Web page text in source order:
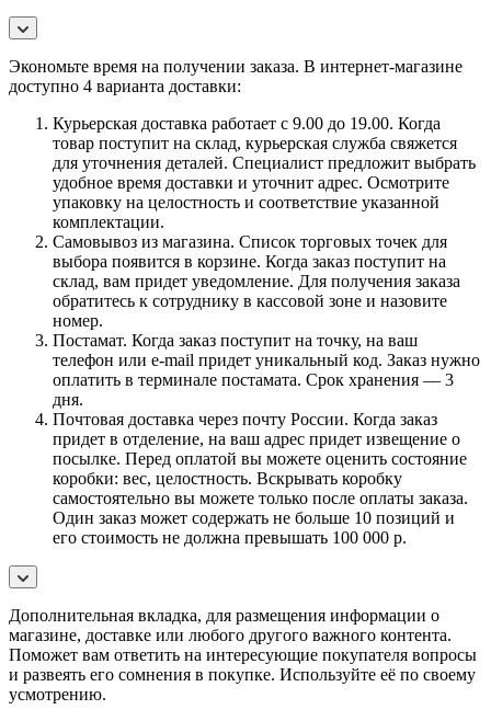
Экономьте время на получении заказа. В интернет-магазине
доступно 4 варианта доставки:
Курьерская доставка работает с 9.00 до 19.00. Когда
товар поступит на склад, курьерская служба свяжется
для уточнения деталей. Специалист предложит выбрать
удобное время доставки и уточнит адрес. Осмотрите
упаковку на целостность и соответствие указанной
комплектации.
Самовывоз из магазина. Список торговых точек для
выбора появится в корзине. Когда заказ поступит на
склад, вам придет уведомление. Для получения заказа
обратитесь к сотруднику в кассовой зоне и назовите
номер.
Постамат. Когда заказ поступит на точку, на ваш
телефон или e-mail придет уникальный код. Заказ нужно
оплатить в терминале постамата. Срок хранения — 3
дня.
Почтовая доставка через почту России. Когда заказ
придет в отделение, на ваш адрес придет извещение о
посылке. Перед оплатой вы можете оценить состояние
коробки: вес, целостность. Вскрывать коробку
самостоятельно вы можете только после оплаты заказа.
Один заказ может содержать не больше 10 позиций и
его стоимость не должна превышать 100 000 р.
Дополнительная вкладка, для размещения информации о
магазине, доставке или любого другого важного контента.
Поможет вам ответить на интересующие покупателя вопросы
и развеять его сомнения в покупке. Используйте её по своему
усмотрению.